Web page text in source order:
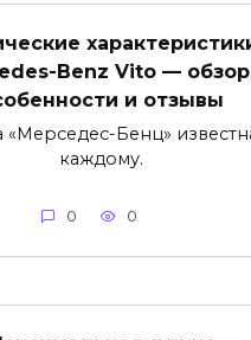
Benz Vito —
и отзывы
«Мерседес-Бенц»
каждому.
0 0